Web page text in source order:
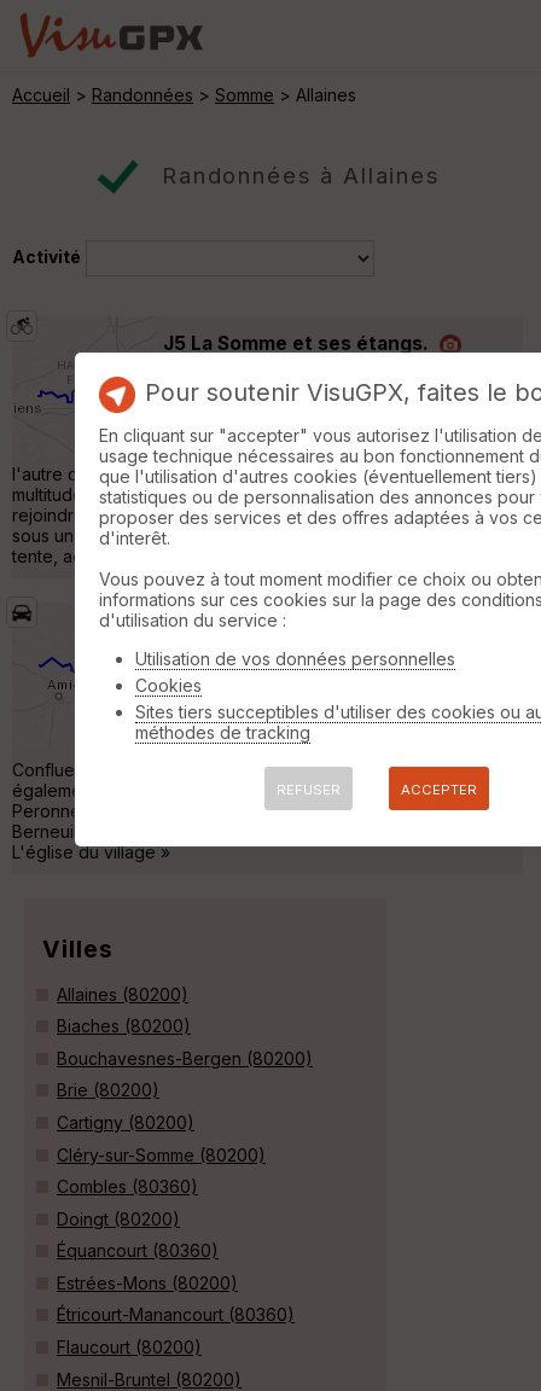
Accueil > Randonnées > Somme > Allaines
Randonnées à Allaines
Activité
J5 La Somme et ses étangs.
Cyclotourisme 54 km 150 m
Du soleil au lever. Nous longeons le canal un
moment puis on quitte la V30 pour passer de
l'autre côté. On tombe sur un cimetière de la guerre. Après,
multitude d'étangs paisibles. Point de vue sur les étangs. Nous
rejoindre la vélo route. Nous attendrons le camping de Corbie
sous une petite pluie. Courses au village pour manger à la
tente, accalmie, il a finalement peu plu. »
Tour de France 2024 Etape 22
Carbonnel
Auto
Tour de France 2024 Étape 22 ( Peronne -
Domart-En-Ponthieu ) Étape de plaine Côte :
Aucune côte sur le Parcours. Curiosités : 1:
Confluence à Peronne : À Peronne, coule la somme et
également la Cologne. La Cologne se jette dans la somme à
Peronne. 2: Berneuil : Village de moins de 500 habitants,
Berneuil possède un trésor. Au premier abord, on ne voit rien...
L'église du village »
Villes
Allaines (80200)
Biaches (80200)
Bouchavesnes-Bergen (80200)
Brie (80200)
Cartigny (80200)
Cléry-sur-Somme (80200)
Combles (80360)
Doingt (80200)
Équancourt (80360)
Estrées-Mons (80200)
Étricourt-Manancourt (80360)
Flaucourt (80200)
Mesnil-Bruntel (80200)
Pour soutenir VisuGPX, faites le
En cliquant sur "accepter" vous autorisez l'utilisation
usage technique nécessaires au bon fonctionnement
que l'utilisation d'autres cookies (éventuellement
statistiques ou de personnalisation des annonces pour
proposer des services et des offres adaptées à vos
d'interêt.
Vous pouvez à tout moment modifier ce choix ou
informations sur ces cookies sur la page des
d'utilisation du service :
Utilisation de vos données personnelles
Cookies
Sites tiers succeptibles d'utiliser des cookies ou
méthodes de tracking
REFUSER ACCEPTER